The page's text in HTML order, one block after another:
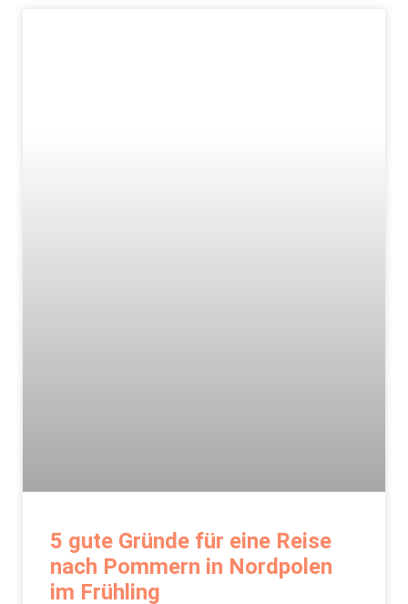
5 gute Gründe für eine Reise
nach Pommern in Nordpolen
im Frühling